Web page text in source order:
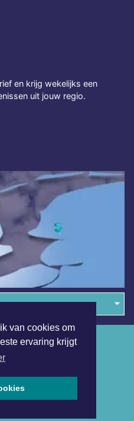
van cookies om
ervaring krijgt
en krijg wekelijks een
uit jouw regio.